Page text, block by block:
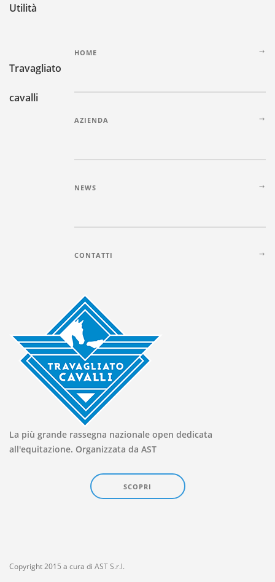
Utilità
HOME
AZIENDA
NEWS
CONTATTI
Travagliato
cavalli
La più grande rassegna nazionale open dedicata
all'equitazione. Organizzata da AST
SCOPRI
Copyright 2015 a cura di AST S.r.l.